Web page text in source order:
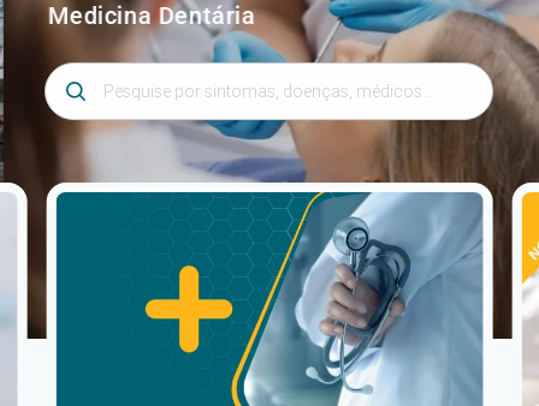
Medicina Dentária
Introduza 3 ou mais caracteres